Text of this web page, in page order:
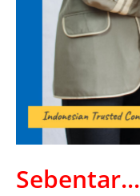
Sebentar...